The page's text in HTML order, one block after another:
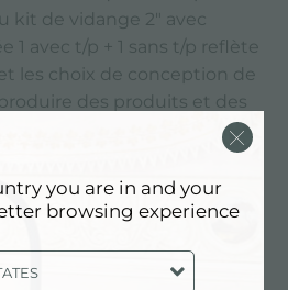
kit de vidange 2" avec
1 avec t/p + 1 sans t/p reflète
les choix de conception de
produire des produits et des
SERVICES
you are in and your
browsing experience